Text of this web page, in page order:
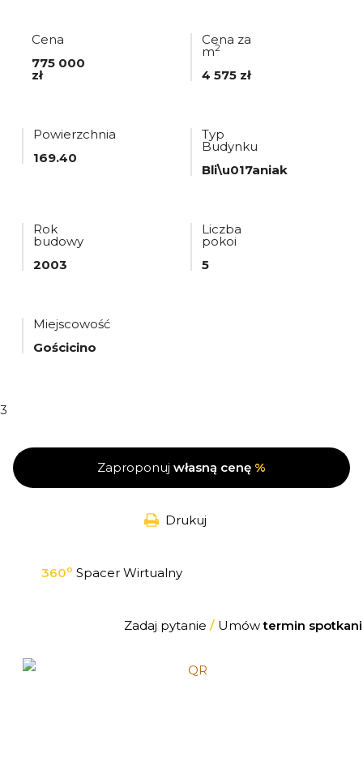
Cena
775 000
zł
Cena za
m2
4 575 zł
Powierzchnia
169.40
Typ
Budynku
Bli\u017aniak
Rok
budowy
2003
Liczba
pokoi
5
Miejscowość
Gościcino
3
Zaproponuj własną cenę %
Drukuj
360o Spacer Wirtualny
Zadaj pytanie /Umówtermin